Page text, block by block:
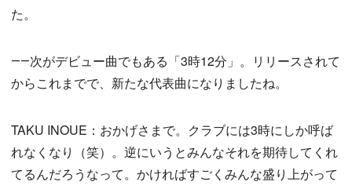
た。
――次がデビュー曲でもある「3時12分」。リリースされて
からこれまでで、新たな代表曲になりましたね。
TAKU INOUE：おかげさまで。クラブには3時にしか呼ば
れなくなり（笑）。逆にいうとみんなそれを期待してくれ
てるんだろうなって。かければすごくみんな盛り上がって